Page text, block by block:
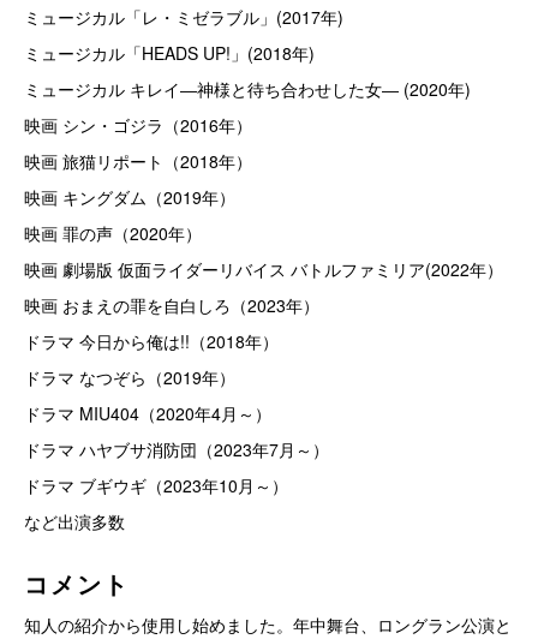
ミュージカル「レ・ミゼラブル」(2017年)
ミュージカル「HEADS UP!」(2018年)
ミュージカル キレイ―神様と待ち合わせした女― (2020年)
映画 シン・ゴジラ（2016年）
映画 旅猫リポート（2018年）
映画 キングダム（2019年）
映画 罪の声（2020年）
映画 劇場版 仮面ライダーリバイス バトルファミリア(2022年）
映画 おまえの罪を自白しろ（2023年）
ドラマ 今日から俺は!!（2018年）
ドラマ なつぞら（2019年）
ドラマ MIU404（2020年4月～）
ドラマ ハヤブサ消防団（2023年7月～）
ドラマ ブギウギ（2023年10月～）
など出演多数
コメント
知人の紹介から使用し始めました。年中舞台、ロングラン公演と